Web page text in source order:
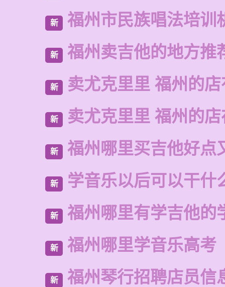
新 福州市民族唱法培训
新 福州卖吉他的地方推
新 卖尤克里里 福州的
新 卖尤克里里 福州的
新 福州哪里买吉他好点
新 学音乐以后可以干什
新 福州哪里有学吉他的
新 福州哪里学音乐高考
新 福州琴行招聘店员信